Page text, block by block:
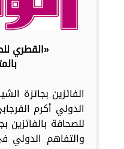
«القطري
الفائزين بجائزة
الدولي أكرم
للصحافة بالفائزين
والتفاهم الدولي